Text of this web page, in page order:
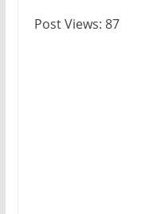
Post Views: 87